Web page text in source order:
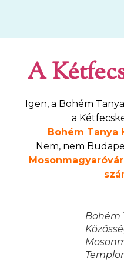
A
Igen, a Bohém
a
Bohém Tanya
Nem, nem
Bohém